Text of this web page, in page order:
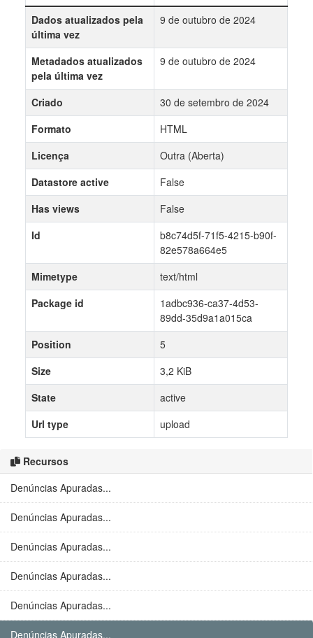
Recursos
Denúncias Apuradas...
Denúncias Apuradas...
Denúncias Apuradas...
Denúncias Apuradas...
Denúncias Apuradas...
Denúncias Apuradas...
Dados atualizados pela
última vez
9 de outubro de 2024
Metadados atualizados
pela última vez
9 de outubro de 2024
Criado
30 de setembro de 2024
Formato
HTML
Licença
Outra (Aberta)
Datastore active
False
Has views
False
Id
b8c74d5f-71f5-4215-b90f-
82e578a664e5
Mimetype
text/html
Package id
1adbc936-ca37-4d53-
89dd-35d9a1a015ca
Position
5
Size
3,2 KiB
State
active
Url type
upload